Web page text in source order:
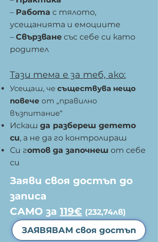
– Работа с тялото,
усещанията и емоциите
– Свързване със себе си като
родител
Тази тема е за теб, ако:
Усещаш, че съществува нещо
повече от „правилно
възпитание“
Искаш да разбереш детето
си, а не да го контролираш
Си готов да започнеш от себе
си
Заяви своя достъп до
записа
САМО за 119€ (232,74лв)
ЗАЯВЯВАМ своя достъп